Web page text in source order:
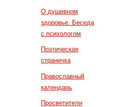
О душевном
здоровье. Беседа
с психологом
Поэтическая
страничка
Православный
календарь
Просветители